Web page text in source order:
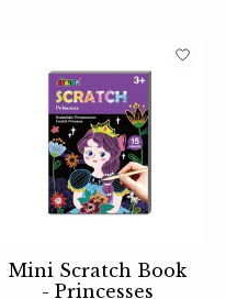
Mini Scratch Book
- Princesses